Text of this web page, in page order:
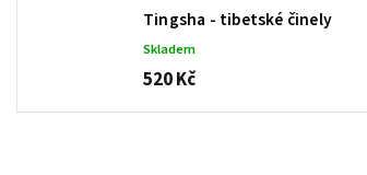
Tingsha - tibetské činely
Skladem
520 Kč